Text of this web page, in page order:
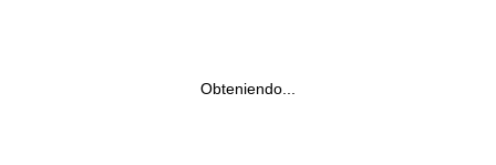
Obteniendo...